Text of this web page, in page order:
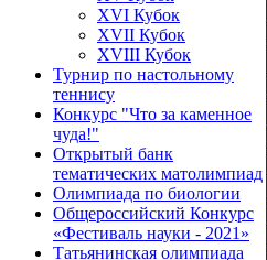
XVI Кубок
XVII Кубок
XVIII Кубок
Турнир по настольному
теннису
Конкурс "Что за каменное
чуда!"
Открытый банк
тематических матолимпиад
Олимпиада по биологии
Общероссийский Конкурс
«Фестиваль науки - 2021»
Татьянинская олимпиада